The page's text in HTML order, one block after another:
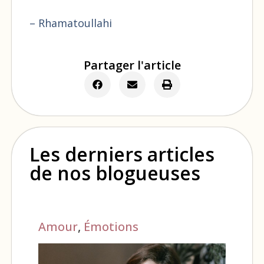
– Rhamatoullahi
Partager l'article
Les derniers articles
de nos blogueuses
Amour, Émotions